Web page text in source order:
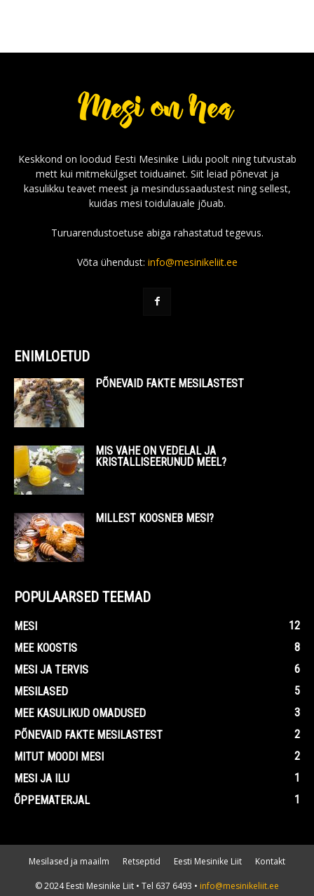
Keskkond on loodud Eesti Mesinike Liidu poolt ning tutvustab
mett kui mitmekülgset toiduainet. Siit leiad põnevat ja
kasulikku teavet meest ja mesindussaadustest ning sellest,
kuidas mesi toidulauale jõuab.
Turuarendustoetuse abiga rahastatud tegevus.
Võta ühendust: info@mesinikeliit.ee
ENIMLOETUD
PÕNEVAID FAKTE MESILASTEST
MIS VAHE ON VEDELAL JA
KRISTALLISEERUNUD MEEL?
MILLEST KOOSNEB MESI?
POPULAARSED TEEMAD
MESI
12
MEE KOOSTIS
8
MESI JA TERVIS
6
MESILASED
5
MEE KASULIKUD OMADUSED
3
PÕNEVAID FAKTE MESILASTEST
2
MITUT MOODI MESI
2
MESI JA ILU
1
ÕPPEMATERJAL
1
Mesilased ja maailm Retseptid Eesti Mesinike Liit Kontakt
© 2024 Eesti Mesinike Liit • Tel 637 6493 • info@mesinikeliit.ee